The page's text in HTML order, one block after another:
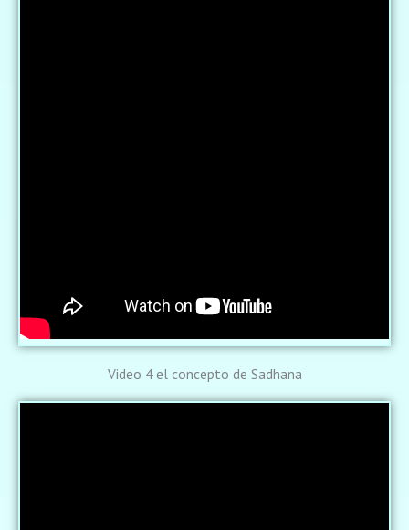
Video 4 el concepto de Sadhana